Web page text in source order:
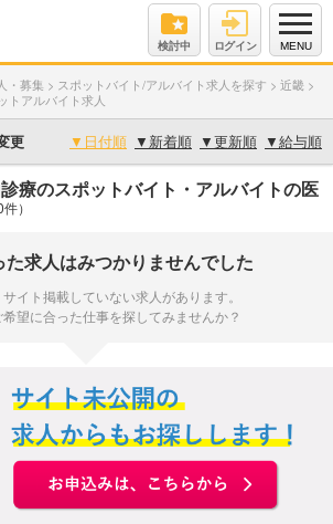
検討中 ログイン MENU
・募集 > スポットバイト/アルバイト求人を探す > 近畿 >
トアルバイト求人
更 ▼ 日付順 ▼ 新着順 ▼更新順 ▼給与順
療のスポットバイト・アルバイトの医
件）
た求人はみつかりませんでした
イト掲載していない求人があります。
望に合った仕事を探してみませんか？